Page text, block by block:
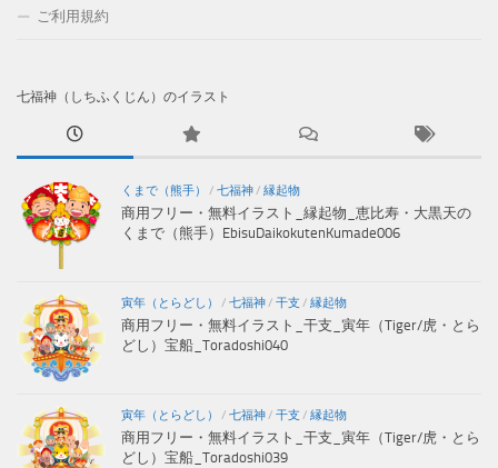
ご利用規約
七福神（しちふくじん）のイラスト
くまで（熊手） / 七福神/ 縁起物
商用フリー・無料イラスト_縁起物_恵比寿・大黒天の
くまで（熊手）EbisuDaikokutenKumade006
寅年（とらどし） / 七福神/ 干支 / 縁起物
商用フリー・無料イラスト_干支_寅年（Tiger/虎・とら
どし）宝船_Toradoshi040
寅年（とらどし） / 七福神/ 干支 / 縁起物
商用フリー・無料イラスト_干支_寅年（Tiger/虎・とら
どし）宝船_Toradoshi039